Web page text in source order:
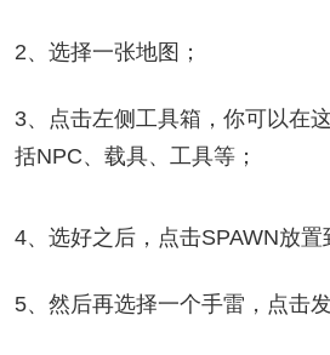
2、选择一张地图；
3、点击左侧工具箱，你可以在
括NPC、载具、工具等；
4、选好之后，点击SPAWN放置
5、然后再选择一个手雷，点击